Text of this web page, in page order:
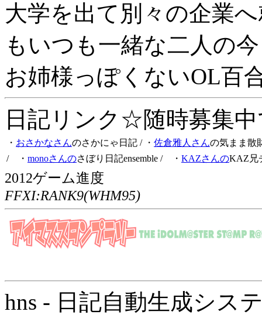
大学を出て別々の企業
もいつも一緒な二人の
お姉様っぽくないOL百
日記リンク☆随時募集
・ おさかなさんのさかにゃ日記 / ・ 佐倉雅人さんの気まま散
/ ・ monoさんのさぼり日記ensemble / ・ KAZさんのKAZ兄
2012ゲーム進度
FFXI:RANK9(WHM95)
hns - 日記自動生成シス